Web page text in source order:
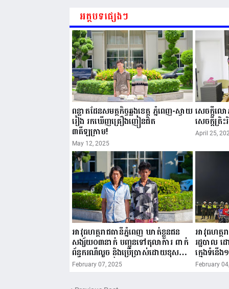
អត្ថបទផ្សេងៗ
ពន្លាតដែនសមត្ថកិច្ចឆ្លងខេត្ត ភ្នំពេញ-ស្វាយ
រៀង រកឃើញគ្រឿងញៀនជិត
៣គីឡូក្រាម!
May 12, 2025
សេចក្តីលោ
សេចក្តីត្រិះ
April 25,
អាវុធហត្ថរាជធានីភ្នំពេញ ឃាត់ខ្លួនជន
សង្ស័យ០៣នាក់ បញ្ជូនទៅតុលាការ ពាក់
ព័ន្ធករណីលួច និងប្រើប្រាស់ដោយខុសច្បាប់
នូវសារធាតុញៀន!
February 07, 2025
អាវុធហត្ថ
រដ្ឋបាល
ក្មេងទំនើ
សាធារណៈ!
February